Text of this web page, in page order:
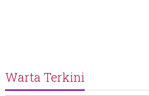
Warta Terkini